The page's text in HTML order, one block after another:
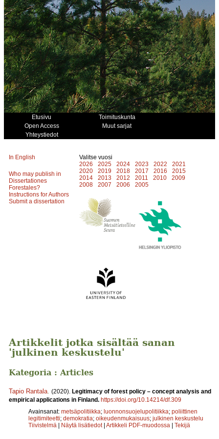
Etusivu
Toimituskunta
Open Access
Muut sarjat
Yhteystiedot
In English
Who may publish in
Dissertationes
Forestales?
Instructions for Authors
Submit a dissertation
Valitse vuosi
2026
2025 2024 2023 2022
2021
2020
2019 2018 2017 2016
2015
2014
2013 2012 2011 2010
2009
2008
2007 2006 2005
Artikkelit jotka sisältää sanan
'julkinen keskustelu'
Kategoria : Articles
Tapio Rantala (2020). Legitimacy of forest policy – concept analysis and
empirical applications in Finland. https://doi.org/10.14214/df.309
Avainsanat: metsäpolitiikka; luonnonsuojelupolitiikka; poliittinen
legitimiteetti; demokratia; oikeudenmukaisuus; julkinen keskustelu
Tiivistelmä | Näytä lisätiedot | Artikkeli PDF-muodossa | Tekijä